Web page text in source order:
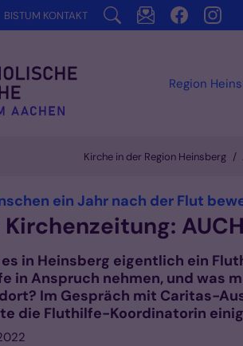
Region
BISTUM KONTAKT
Kirche in der Region Heinsberg
ein Jahr nach der Flut
AUCH
in Heinsberg eigentlich ein
in Anspruch nehmen, und was
Im Gespräch mit Caritas-
die Fluthilfe-Koordinatorin